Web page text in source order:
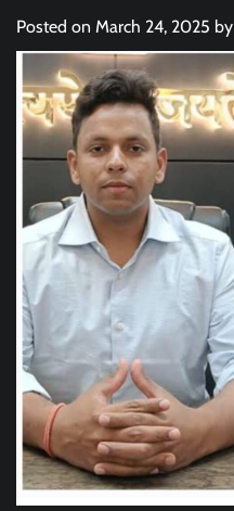
Posted on March 24, 2025 by